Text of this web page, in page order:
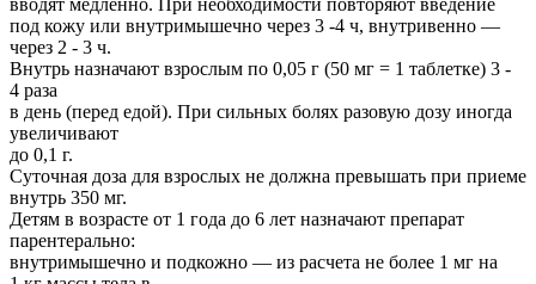
под кожу или внутримышечно через 3 -4 ч, внутривенно —
через 2 - 3 ч.
Внутрь назначают взрослым по 0,05 г (50 мг = 1 таблетке) 3 -
4 раза
в день (перед едой). При сильных болях разовую дозу иногда
увеличивают
до 0,1 г.
Суточная доза для взрослых не должна превышать при приеме
внутрь 350 мг.
Детям в возрасте от 1 года до 6 лет назначают препарат
парентерально:
внутримышечно и подкожно — из расчета не более 1 мг на